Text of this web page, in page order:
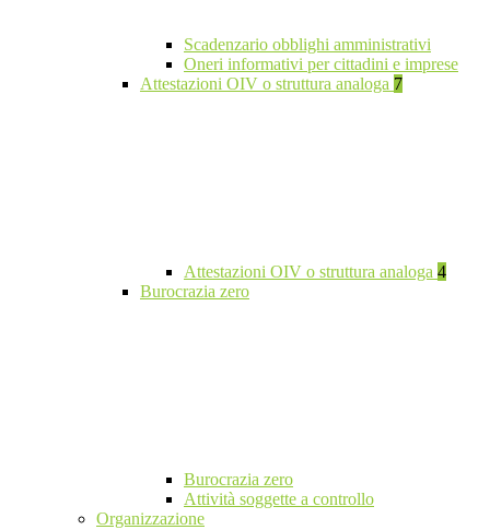
Scadenzario obblighi amministrativi
Oneri informativi per cittadini e imprese
Attestazioni OIV o struttura analoga 7
Attestazioni OIV o struttura analoga 4
Burocrazia zero
Burocrazia zero
Attività soggette a controllo
Organizzazione